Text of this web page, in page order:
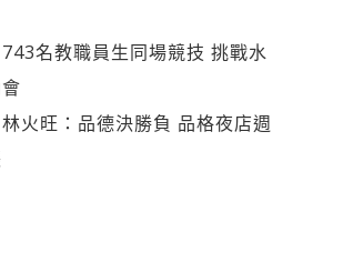
名教職員生同場競技 挑戰水
火旺：品德決勝負 品格夜店週